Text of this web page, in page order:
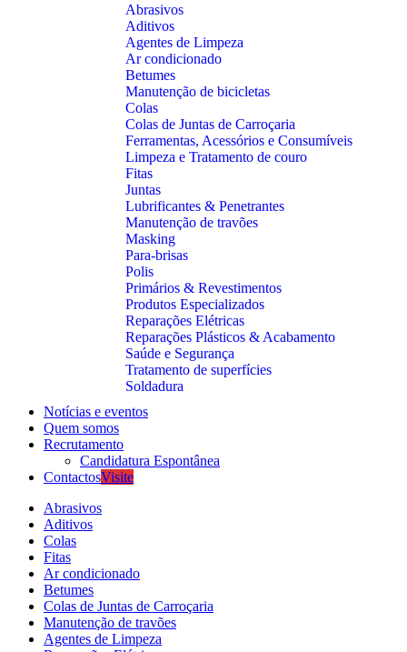
Abrasivos
Aditivos
Agentes de Limpeza
Ar condicionado
Betumes
Manutenção de bicicletas
Colas
Colas de Juntas de Carroçaria
Ferramentas, Acessórios e Consumíveis
Limpeza e Tratamento de couro
Fitas
Juntas
Lubrificantes & Penetrantes
Manutenção de travões
Masking
Para-brisas
Polis
Primários & Revestimentos
Produtos Especializados
Reparações Elétricas
Reparações Plásticos & Acabamento
Saúde e Segurança
Tratamento de superfícies
Soldadura
Notícias e eventos
Quem somos
Recrutamento
Candidatura Espontânea
ContactosVisite
Abrasivos
Aditivos
Colas
Fitas
Ar condicionado
Betumes
Colas de Juntas de Carroçaria
Manutenção de travões
Agentes de Limpeza